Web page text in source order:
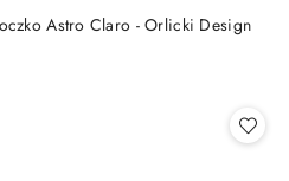
Astro Claro - Orlicki Design